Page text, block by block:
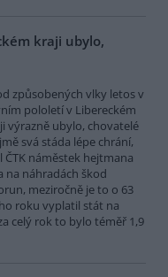
kraji ubylo,
způsobených vlky letos v
pololetí v Libereckém
výrazně ubylo, chovatelé
svá stáda lépe chrání,
ČTK náměstek hejtmana
na náhradách škod
meziročně je to o 63
roku vyplatil stát na
celý rok to bylo téměř 1,9